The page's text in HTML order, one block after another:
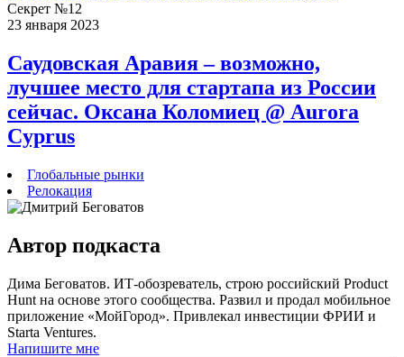
Секрет №12
23 января 2023
Саудовская Аравия – возможно,
лучшее место для стартапа из России
сейчас. Оксана Коломиец @ Aurora
Cyprus
Глобальные рынки
Релокация
Автор подкаста
Дима Беговатов. ИТ-обозреватель, строю российский Product
Hunt на основе этого сообщества. Развил и продал мобильное
приложение «МойГород». Привлекал инвестиции ФРИИ и
Starta Ventures.
Напишите мне